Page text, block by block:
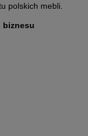
polskich mebli.
biznesu